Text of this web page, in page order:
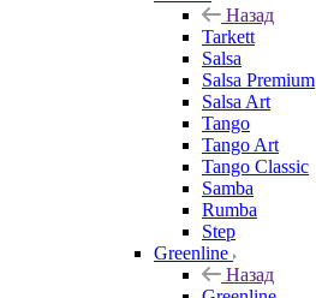
Назад
Tarkett
Salsa
Salsa Premium
Salsa Art
Tango
Tango Art
Tango Classic
Samba
Rumba
Step
Greenline
Назад